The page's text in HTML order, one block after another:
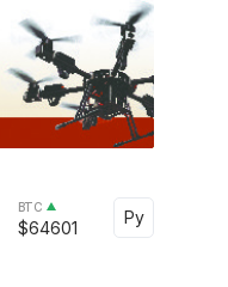
BTC
$64601
Ру
Select